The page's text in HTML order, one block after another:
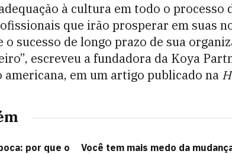
à cultura em todo o processo
que irão prosperar em suas
o sucesso de longo prazo de sua
escreveu a fundadora da Koya
em um artigo publicado na
por que o
Você tem mais medo da